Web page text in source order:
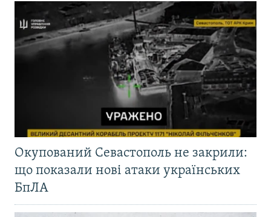
Окупований Севастополь не закрили:
що показали нові атаки українських
БпЛА